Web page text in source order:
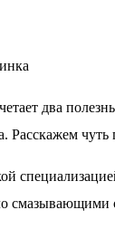
два
чуть